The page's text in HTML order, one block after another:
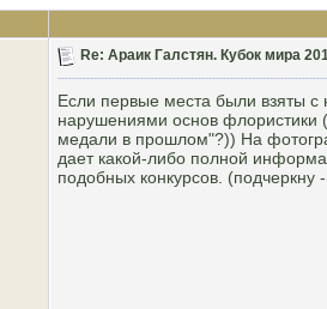
Re: Араик Галстян. Кубок мира
Если первые места были взяты
нарушениями основ флористики
медали в прошлом"?)) На
дает какой-либо полной
подобных конкурсов.